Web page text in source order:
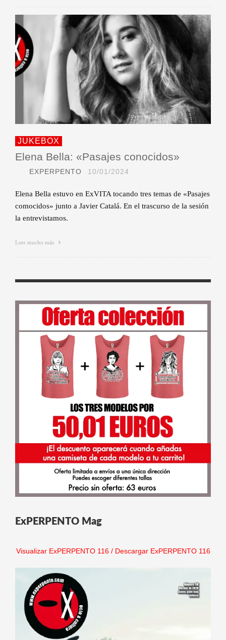
JUKEBOX
Elena Bella: «Pasajes conocidos»
EXPERPENTO 10/01/2024
Elena Bella estuvo en ExVITA tocando tres temas de «Pasajes
comocidos» junto a Javier Catalá. En el trascurso de la sesión
la entrevistamos.
Leer mucho más
ExPERPENTO Mag
Visualizar ExPERPENTO 116/ Descargar ExPERPENTO 116